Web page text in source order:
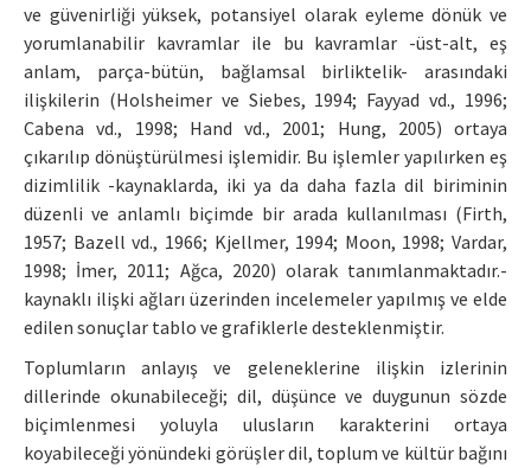
ve güvenirliği yüksek, potansiyel olarak eyleme dönük ve
yorumlanabilir kavramlar ile bu kavramlar -üst-alt, eş
anlam, parça-bütün, bağlamsal birliktelik- arasındaki
ilişkilerin (Holsheimer ve Siebes, 1994; Fayyad vd., 1996;
Cabena vd., 1998; Hand vd., 2001; Hung, 2005) ortaya
çıkarılıp dönüştürülmesi işlemidir. Bu işlemler yapılırken eş
dizimlilik -kaynaklarda, iki ya da daha fazla dil biriminin
düzenli ve anlamlı biçimde bir arada kullanılması (Firth,
1957; Bazell vd., 1966; Kjellmer, 1994; Moon, 1998; Vardar,
1998; İmer, 2011; Ağca, 2020) olarak tanımlanmaktadır.-
kaynaklı ilişki ağları üzerinden incelemeler yapılmış ve elde
edilen sonuçlar tablo ve grafiklerle desteklenmiştir.
Toplumların anlayış ve geleneklerine ilişkin izlerinin
dillerinde okunabileceği; dil, düşünce ve duygunun sözde
biçimlenmesi yoluyla ulusların karakterini ortaya
koyabileceği yönündeki görüşler dil, toplum ve kültür bağını